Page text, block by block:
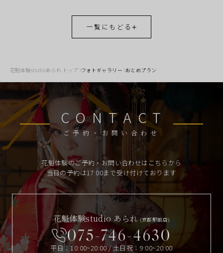
一覧にもどる
花魁体験studioあられ トップ フォトギャラリー おとめプラン
CONTACT
ご予約・お問い合わせ
花魁体験のご予約・お問い合わせはこちらから
当日の予約は17:00まで受け付けております
花魁体験studio あられ (京都駅前店)
075-746-4630
平日：10:00~20:00 / 土日祝：9:00~20:00